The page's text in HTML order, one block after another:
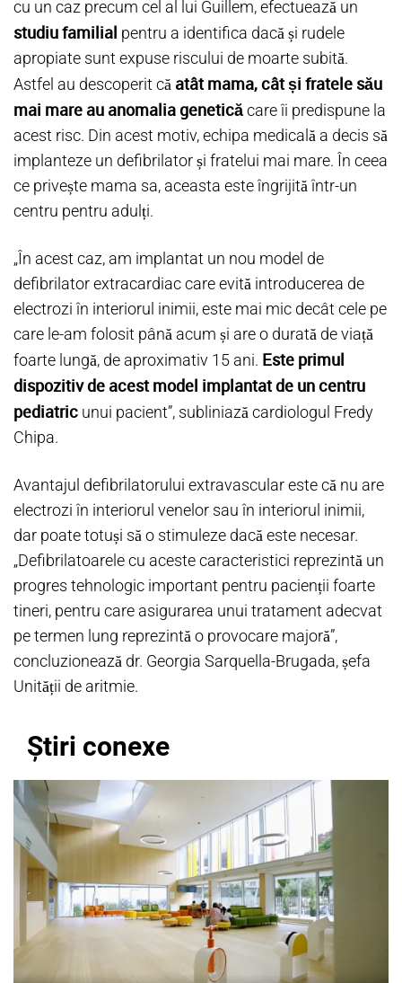
cu un caz precum cel al lui Guillem, efectuează un
studiu familial pentru a identifica dacă și rudele
apropiate sunt expuse riscului de moarte subită.
Astfel au descoperit că atât mama, cât și fratele său
mai mare au anomalia geneticăcare îi predispune la
acest risc. Din acest motiv, echipa medicală a decis să
implanteze un defibrilator și fratelui mai mare. În ceea
ce privește mama sa, aceasta este îngrijită într-un
centru pentru adulți.
„În acest caz, am implantat un nou model de
defibrilator extracardiac care evită introducerea de
electrozi în interiorul inimii, este mai mic decât cele pe
care le-am folosit până acum și are o durată de viață
foarte lungă, de aproximativ 15 ani. Este primul
dispozitiv de acest model implantat de un centru
pediatric unui pacient”, subliniază cardiologul Fredy
Chipa.
Avantajul defibrilatorului extravascular este că nu are
electrozi în interiorul venelor sau în interiorul inimii,
dar poate totuși să o stimuleze dacă este necesar.
„Defibrilatoarele cu aceste caracteristici reprezintă un
progres tehnologic important pentru pacienții foarte
tineri, pentru care asigurarea unui tratament adecvat
pe termen lung reprezintă o provocare majoră”,
concluzionează dr. Georgia Sarquella-Brugada, șefa
Unității de aritmie.
Știri conexe